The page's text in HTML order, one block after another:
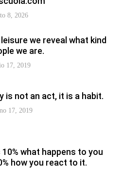
8, 2026
we reveal what kind
we are.
17, 2019
is not an act, it is a habit.
17, 2019
what happens to you
how you react to it.